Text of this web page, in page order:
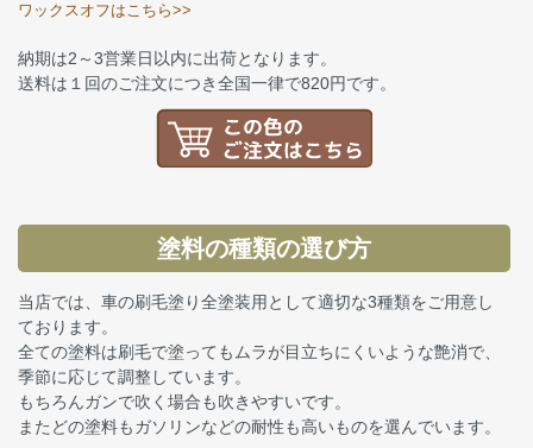
ワックスオフはこちら>>
納期は2～3営業日以内に出荷となります。
送料は１回のご注文につき全国一律で820円です。
塗料の種類の選び方
当店では、車の刷毛塗り全塗装用として適切な3種類をご用意し
ております。
全ての塗料は刷毛で塗ってもムラが目立ちにくいような艶消で、
季節に応じて調整しています。
もちろんガンで吹く場合も吹きやすいです。
またどの塗料もガソリンなどの耐性も高いものを選んでいます。